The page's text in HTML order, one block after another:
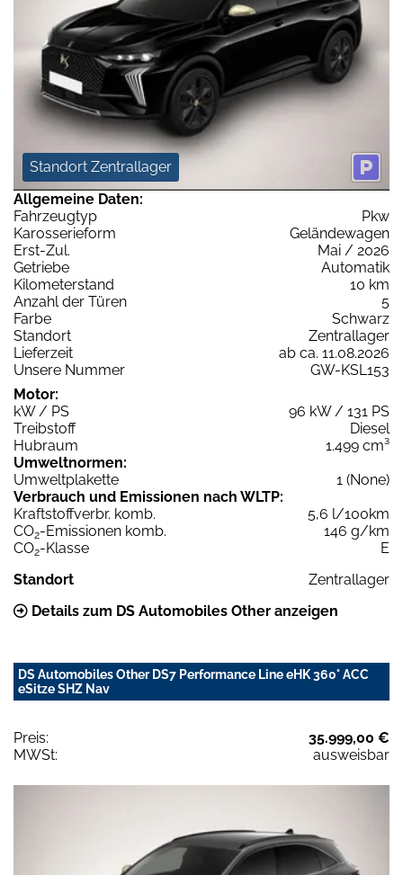
Standort Zentrallager
Allgemeine Daten:
Fahrzeugtyp
Pkw
Karosserieform
Geländewagen
Erst-Zul.
Mai / 2026
Getriebe
Automatik
Kilometerstand
10 km
Anzahl der Türen
5
Farbe
Schwarz
Standort
Zentrallager
Lieferzeit
ab ca. 11.08.2026
Unsere Nummer
GW-KSL153
Motor:
kW / PS
96 kW / 131 PS
Treibstoff
Diesel
Hubraum
1.499 cm³
Umweltnormen:
Umweltplakette
1 (None)
Verbrauch und Emissionen nach WLTP:
Kraftstoffverbr. komb.
5,6 l/100km
CO2-Emissionen komb.
146 g/km
CO2-Klasse
E
Standort
Zentrallager
Details zum DS Automobiles Other anzeigen
DS Automobiles Other DS7 Performance Line eHK 360° ACC
eSitze SHZ Nav
Preis:
35.999,00 €
MWSt:
ausweisbar